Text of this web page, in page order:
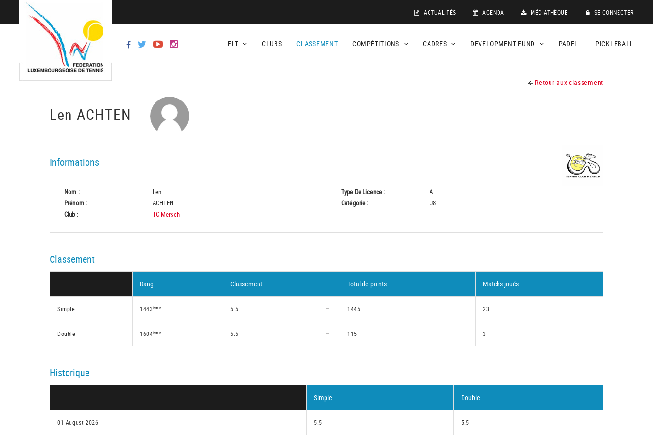
ACTUALITÉS AGENDA MÉDIATHÈQUE SE CONNECTER
FLT CLUBS CLASSEMENT COMPÉTITIONS CADRES DEVELOPMENT FUND PADEL PICKLEBALL
Retour aux classement
Len ACHTEN
Informations
Nom :
Len
Prénom :
ACHTEN
Club :
TC Mersch
Type De Licence :
A
Catégorie :
U8
Classement
Rang Classement Total de points Matchs joués
Simple 1443ème 5.5 1445 23
Double 1604ème 5.5 115 3
Historique
Simple Double
01 August 2026 5.5 5.5